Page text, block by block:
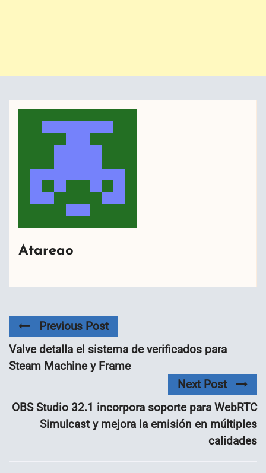
Atareao
Previous Post
Valve detalla el sistema de verificados para
Steam Machine y Frame
Next Post
OBS Studio 32.1 incorpora soporte para WebRTC
Simulcast y mejora la emisión en múltiples
calidades